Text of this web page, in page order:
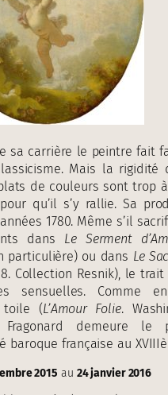
sa carrière le peintre fait
Mais la rigidité
de couleurs sont trop à
qu’il s’y rallie. Sa
1780. Même s’il
dans Le Serment
particulière) ou dans Le
Collection Resnik), le
sensuelles. Comme
toile (L’Amour Folie.
Fragonard demeure
baroque française au
2015 au 24 janvier 2016